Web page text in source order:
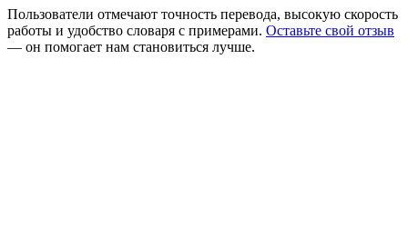
Пользователи отмечают точность перевода, высокую скорость
работы и удобство словаря с примерами. Оставьте свой отзыв
— он помогает нам становиться лучше.